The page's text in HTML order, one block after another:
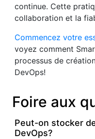
continue. Cette
collaboration et la
Commencez votre
voyez comment
processus de
DevOps!
Foire aux
Peut-on stocker
DevOps?